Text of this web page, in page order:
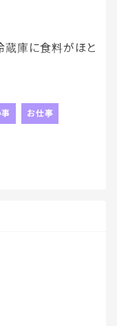
庫に食料がほと
イスが無難かし
乗りたくないし夕
笑
お仕事